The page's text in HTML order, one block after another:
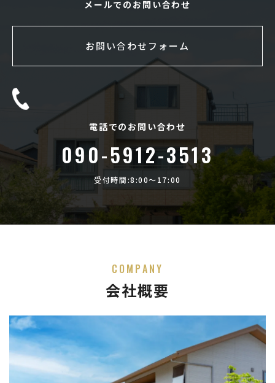
メールでのお問い合わせ
お問い合わせフォーム
電話でのお問い合わせ
090-5912-3513
受付時間:8:00〜17:00
COMPANY
会社概要